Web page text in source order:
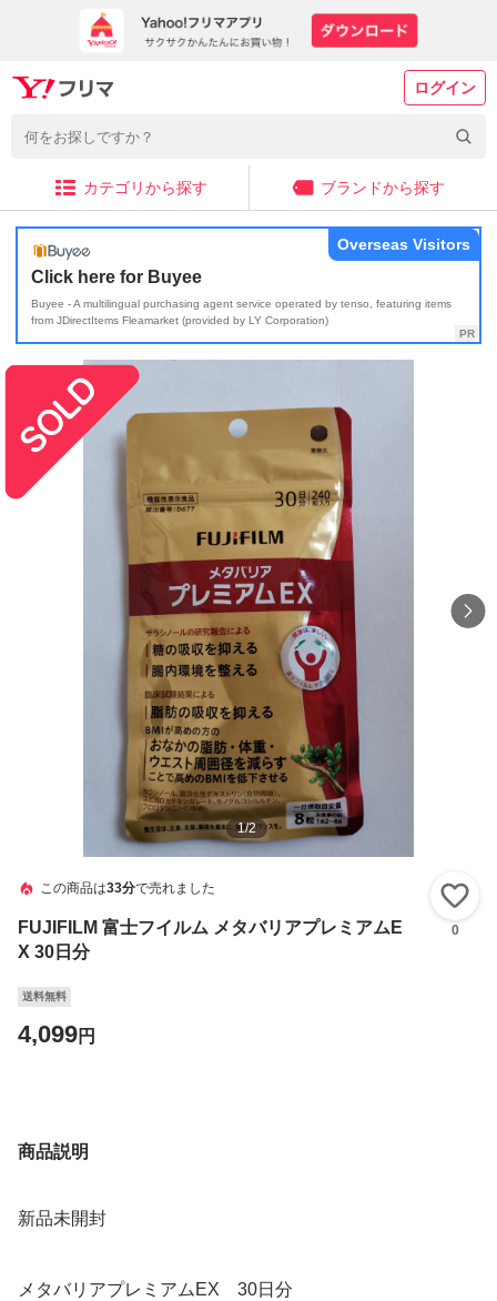
ログイン
カテゴリから探す ブランドから探す
Click here for Buyee
Buyee - A multilingual purchasing agent service operated by tenso, featuring items
from JDirectItems Fleamarket (provided by LY Corporation)
Overseas Visitors
1/2
この商品は33分で売れました
FUJIFILM 富士フイルム メタバリアプレミアムE
X 30日分
0
送料無料
4,099円
商品説明
新品未開封
メタバリアプレミアムEX 30日分